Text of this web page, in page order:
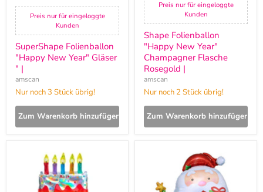
Preis nur für eingeloggte
Kunden
SuperShape Folienballon
"Happy New Year" Gläser
" |
amscan
Nur noch 3 Stück übrig!
Zum Warenkorb hinzufügen
Preis nur für eingeloggte
Kunden
Shape Folienballon
"Happy New Year"
Champagner Flasche
Rosegold |
amscan
Nur noch 2 Stück übrig!
Zum Warenkorb hinzufügen
Folienballon
Birthday"
Folienballon
"Weihnachtsmann
Baum"